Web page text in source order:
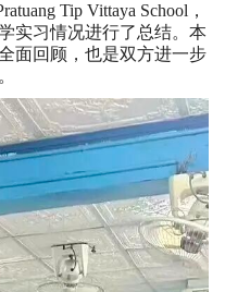
Tip Vittaya School，
实习情况进行了总结。本
面回顾，也是双方进一步